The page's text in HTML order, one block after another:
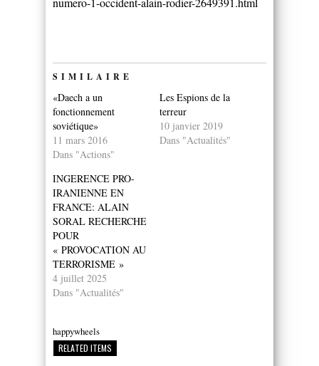
SIMILAIRE
«Daech a un
fonctionnement
soviétique»
11 mars 2016
Dans "Actions"
Les Espions de la
terreur
10 janvier 2019
Dans "Actualités"
INGERENCE PRO-
IRANIENNE EN
FRANCE: ALAIN
SORAL RECHERCHE
POUR
« PROVOCATION AU
TERRORISME »
4 juillet 2025
Dans "Actualités"
happywheels
RELATED ITEMS